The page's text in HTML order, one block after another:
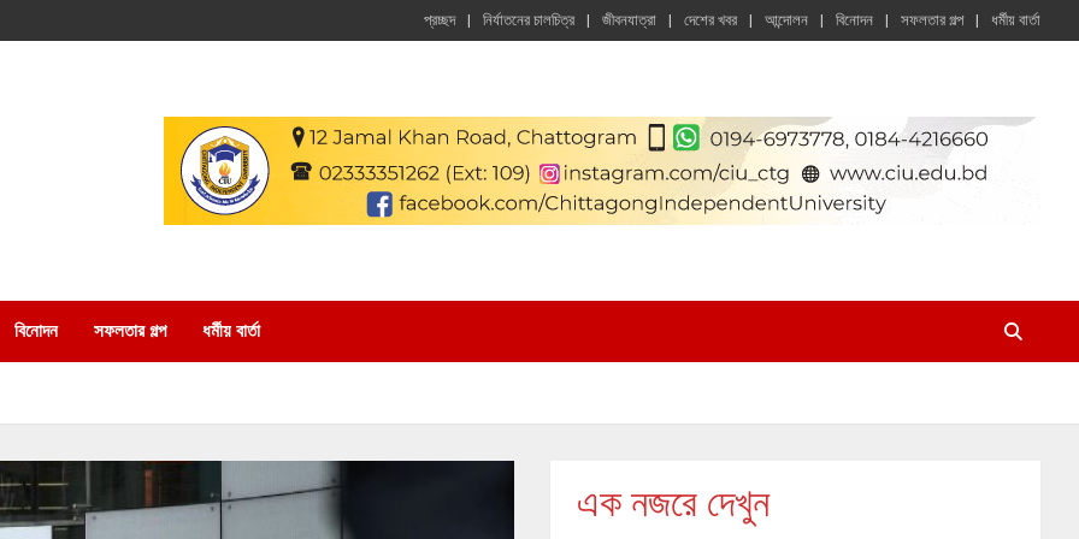
প্রচ্ছদ নির্যাতনের চালচিত্র জীবনযাত্রা দেশের খবর আন্দোলন বিনোদন সফলতার গল্প ধর্মীয় বার্তা
বিনোদন সফলতার গল্প ধর্মীয় বার্তা
এক নজরে দেখুন